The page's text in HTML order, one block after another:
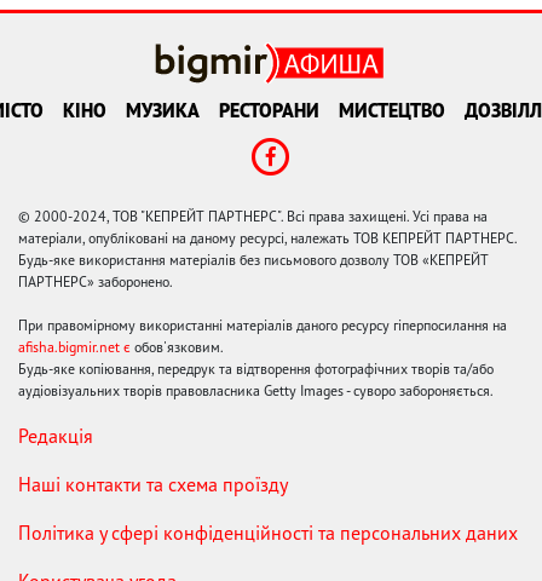
КІНО МУЗИКА РЕСТОРАНИ МИСТЕЦТВО
© 2000-2024, ТОВ "КЕПРЕЙТ ПАРТНЕРС". Всі права захищені. Усі права на
матеріали, опубліковані на даному ресурсі, належать ТОВ КЕПРЕЙТ ПАРТНЕРС.
Будь-яке використання матеріалів без письмового дозволу ТОВ «КЕПРЕЙТ
ПАРТНЕРС» заборонено.
При правомірному використанні матеріалів даного ресурсу гіперпосилання на
afisha.bigmir.net є обов'язковим.
Будь-яке копіювання, передрук та відтворення фотографічних творів та/або
аудіовізуальних творів правовласника Getty Images - суворо забороняється.
Редакція
Наші контакти та схема проїзду
Політика у сфері конфіденційності та персональних даних